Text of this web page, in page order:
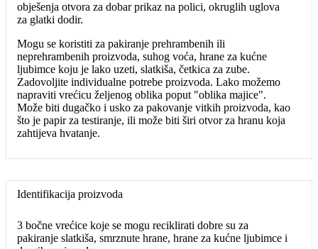
obješenja otvora za dobar prikaz na polici, okruglih uglova
za glatki dodir.
Mogu se koristiti za pakiranje prehrambenih ili
neprehrambenih proizvoda, suhog voća, hrane za kućne
ljubimce koju je lako uzeti, slatkiša, četkica za zube.
Zadovoljite individualne potrebe proizvoda. Lako možemo
napraviti vrećicu željenog oblika poput "oblika majice".
Može biti dugačko i usko za pakovanje vitkih proizvoda, kao
što je papir za testiranje, ili može biti širi otvor za hranu koja
zahtijeva hvatanje.
Identifikacija proizvoda
3 bočne vrećice koje se mogu reciklirati dobre su za
pakiranje slatkiša, smrznute hrane, hrane za kućne ljubimce i